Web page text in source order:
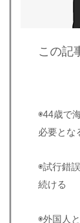
この記
◉44歳で
必要とな
◉試行錯
続ける
◉外国人